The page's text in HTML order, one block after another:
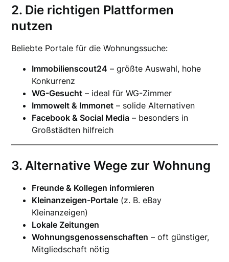
2. Die richtigen Plattformen
nutzen
Beliebte Portale für die Wohnungssuche:
Immobilienscout24 – größte Auswahl, hohe
Konkurrenz
WG-Gesucht – ideal für WG-Zimmer
Immowelt & Immonet – solide Alternativen
Facebook & Social Media – besonders in
Großstädten hilfreich
3. Alternative Wege zur Wohnung
Freunde & Kollegen informieren
Kleinanzeigen-Portale (z. B. eBay
Kleinanzeigen)
Lokale Zeitungen
Wohnungsgenossenschaften – oft günstiger,
Mitgliedschaft nötig